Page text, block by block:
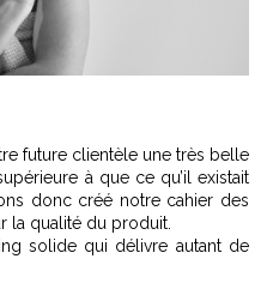
future clientèle une très belle
à que ce qu’il existait
donc créé notre cahier des
la qualité du produit.
solide qui délivre autant de